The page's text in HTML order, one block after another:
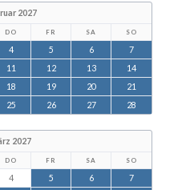
2027
DO FR SA SO
4 5 6
7
11 12 13
14
18 19 20
21
25 26 27 28
2027
DO FR SA SO
4 5 6
7